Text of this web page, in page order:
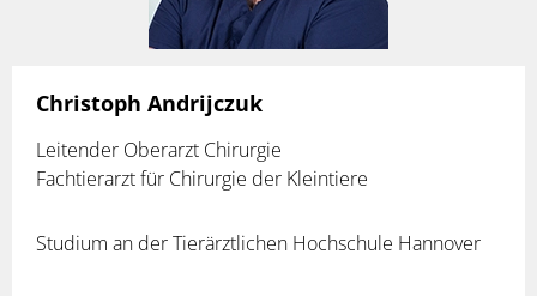
Christoph Andrijczuk
Leitender Oberarzt Chirurgie
Fachtierarzt für Chirurgie der Kleintiere
Studium an der Tierärztlichen Hochschule Hannover